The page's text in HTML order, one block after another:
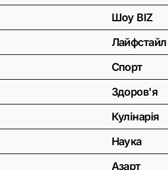
Шоу BIZ
Лайфстайл
Спорт
Здоров'я
Кулінарія
Наука
Азарт